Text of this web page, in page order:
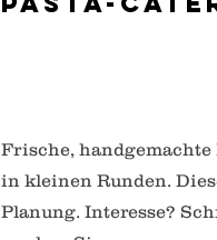
Frische,
in kleinen Runden.
Planung. Interesse?